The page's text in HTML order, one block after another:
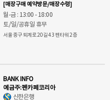
[매장구매 예약방문/매장수령]
월-금 : 13:00 - 18:00
토/일/공휴일 휴무
서울 중구 퇴계로 20길 43 펜타워 2층
BANK INFO
예금주:펜카페코리아
신한은행